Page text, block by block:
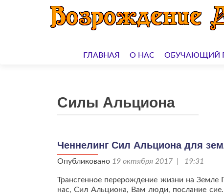
кГЛАВНАЯ О НАС ОБУЧАЮЩИЙ
Силы Альциона
Ченнелинг Сил Альциона для
Опубликовано 19 октября 2017 | 19:31
Трансгенное перерождение жизни на
нас, Сил Альциона, Вам люди, послание